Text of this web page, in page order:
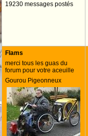
19230 messages postés
Flams
merci tous les guas du
forum pour votre aceuille
Gourou Pigeonneux